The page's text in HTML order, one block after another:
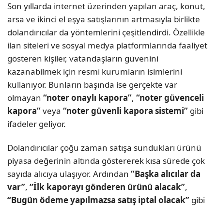
Son yıllarda internet üzerinden yapılan araç, konut,
arsa ve ikinci el eşya satışlarının artmasıyla birlikte
dolandırıcılar da yöntemlerini çeşitlendirdi. Özellikle
ilan siteleri ve sosyal medya platformlarında faaliyet
gösteren kişiler, vatandaşların güvenini
kazanabilmek için resmi kurumların isimlerini
kullanıyor. Bunların başında ise gerçekte var
olmayan “noter onaylı kapora”, “noter güvenceli
kapora”veya “noter güvenli kapora sistemi” gibi
ifadeler geliyor.
Dolandırıcılar çoğu zaman satışa sundukları ürünü
piyasa değerinin altında göstererek kısa sürede çok
sayıda alıcıya ulaşıyor. Ardından “Başka alıcılar da
var”, “İlk kaporayı gönderen ürünü alacak”,
“Bugün ödeme yapılmazsa satış iptal olacak” gibi